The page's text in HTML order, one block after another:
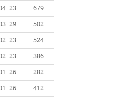
23 679
29 502
23 524
23 386
26 282
26 412